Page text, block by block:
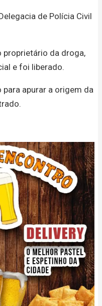
de Polícia Civil
proprietário da droga,
e foi liberado.
apurar a origem da